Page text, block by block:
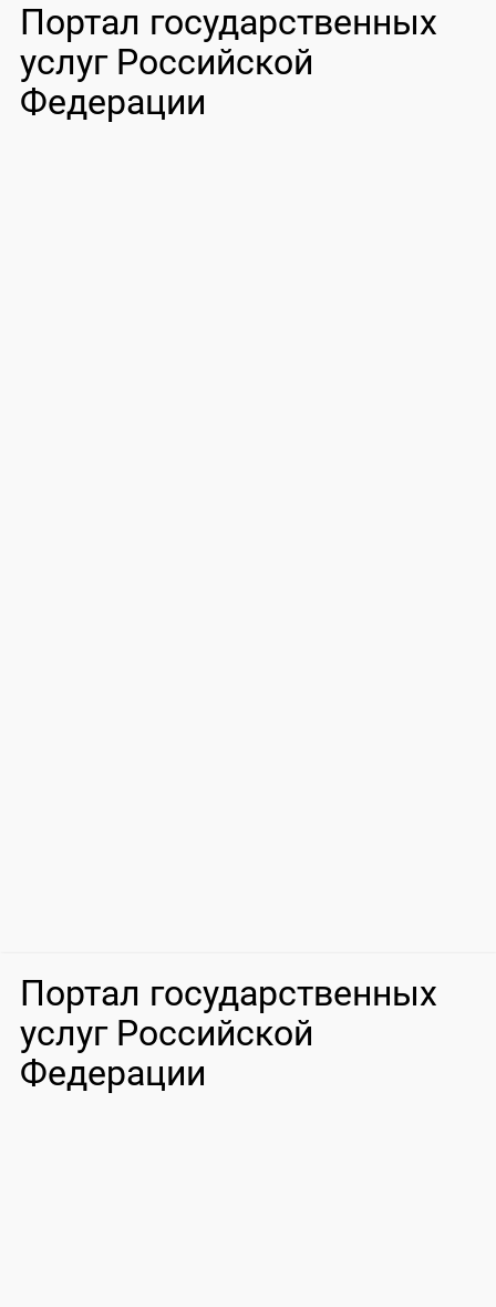
Портал государственных
услуг Российской
Федерации
Портал государственных
услуг Российской
Федерации